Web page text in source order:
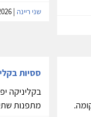
שני ריינה
ססיות
בקליניקה
מתפנות שתי ססיות מה-1.9-